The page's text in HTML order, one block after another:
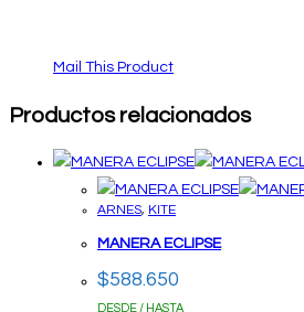
Mail This Product
Productos relacionados
ARNES, KITE
MANERA ECLIPSE
$588.650
DESDE / HASTA